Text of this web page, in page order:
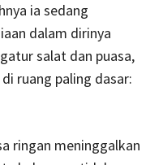
ia sedang
dalam dirinya
salat dan puasa,
ruang paling dasar:
ringan meninggalkan